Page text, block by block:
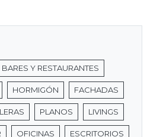
BARES Y RESTAURANTES
HORMIGÓN FACHADAS
PLANOS LIVINGS
OFICINAS ESCRITORIOS